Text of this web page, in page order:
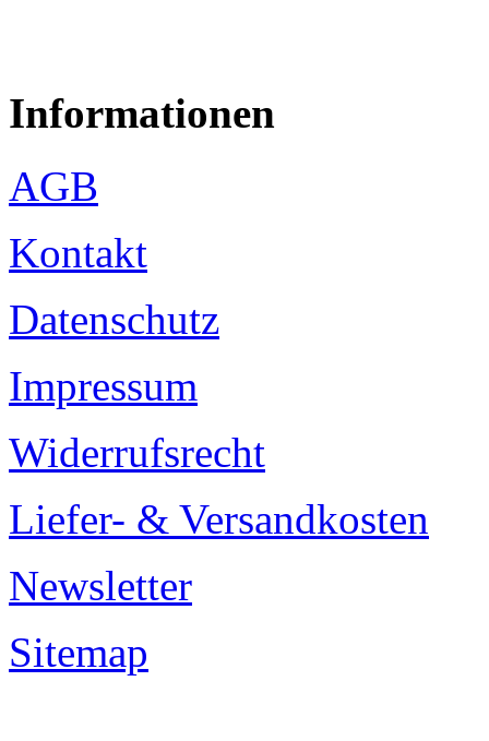
Informationen
AGB
Kontakt
Datenschutz
Impressum
Widerrufsrecht
Liefer- & Versandkosten
Newsletter
Sitemap